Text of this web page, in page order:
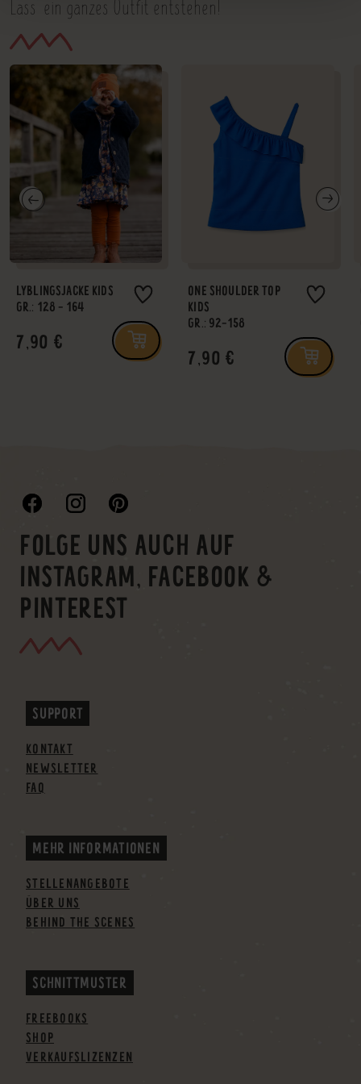
Lass' ein ganzes Outfit entstehen!
LYBLINGSJACKE KIDS
GR.: 128 - 164
7,90 €
ONE SHOULDER TOP
KIDS
GR.: 92-158
7,90 €
FOLGE UNS AUCH AUF
INSTAGRAM, FACEBOOK &
PINTEREST
SUPPORT
KONTAKT
NEWSLETTER
FAQ
MEHR INFORMATIONEN
STELLENANGEBOTE
ÜBER UNS
BEHIND THE SCENES
SCHNITTMUSTER
FREEBOOKS
SHOP
VERKAUFSLIZENZEN